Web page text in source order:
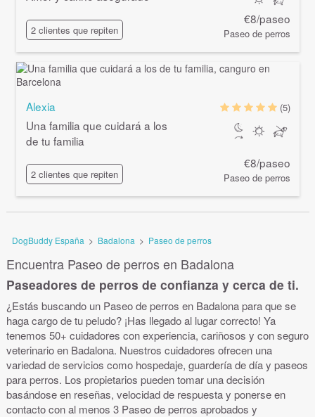
2 clientes que repiten
€8/paseo
Paseo de perros
Alexia
Una familia que cuidará a los
de tu familia
2 clientes que repiten
(5)
€8/paseo
Paseo de perros
DogBuddy España > Badalona > Paseo de perros
Encuentra Paseo de perros en Badalona
Paseadores de perros de confianza y cerca de ti.
¿Estás buscando un Paseo de perros en Badalona para que se
haga cargo de tu peludo? ¡Has llegado al lugar correcto! Ya
tenemos 50+ cuidadores con experiencia, cariñosos y con seguro
veterinario en Badalona. Nuestros cuidadores ofrecen una
variedad de servicios como hospedaje, guardería de día y paseos
para perros. Los propietarios pueden tomar una decisión
basándose en reseñas, velocidad de respuesta y ponerse en
contacto con al menos 3 Paseo de perros aprobados y